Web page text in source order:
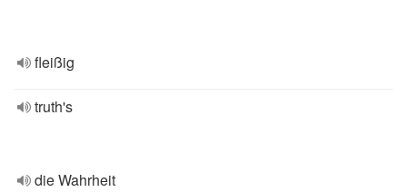
fleißig
truth's
die Wahrheit